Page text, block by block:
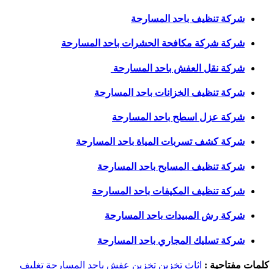
شركة تنظيف باحد المسارحة
شركة شركة مكافحة الحشرات باحد المسارحة
شركة نقل العفش باحد المسارحة
شركة تنظيف الخزانات باحد المسارحة
شركة عزل اسطح باحد المسارحة
شركة كشف تسربات المياة باحد المسارحة
شركة تنظيف المسابح باحد المسارحة
شركة تنظيف المكيفات باحد المسارحة
شركة رش المبيدات باحد المسارحة
شركة تسليك المجاري باحد المسارحة
كلمات مفتاحية : اثاث تخزين تخزين عفش باحد المسارحة تغليف